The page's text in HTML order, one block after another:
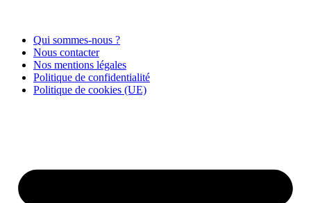
Qui sommes-nous ?
Nous contacter
Nos mentions légales
Politique de confidentialité
Politique de cookies (UE)